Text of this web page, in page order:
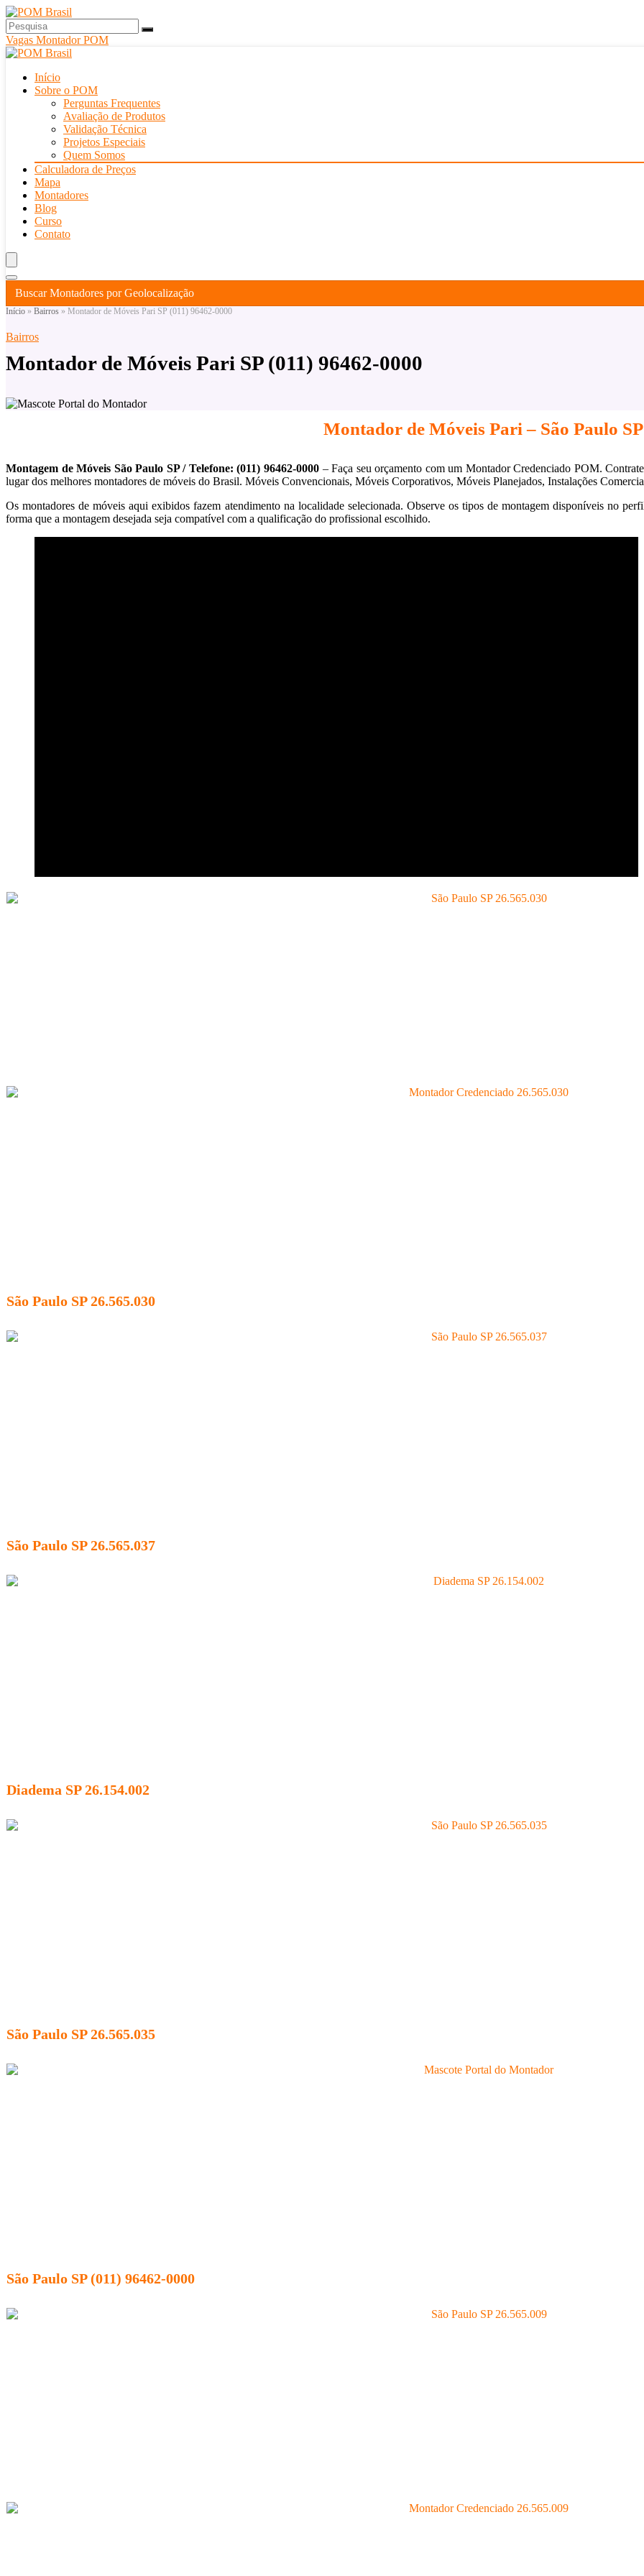
Vagas Montador POM
Início
Sobre o POM
Perguntas Frequentes
Avaliação de Produtos
Validação Técnica
Projetos Especiais
Quem Somos
Calculadora de Preços
Mapa
Montadores
Blog
Curso
Contato
Buscar Montadores por Geolocalização
Início » Bairros » Montador de Móveis Pari SP (011) 96462-0000
Bairros
Montador de Móveis Pari SP (011) 96462-0000
Montador de Móveis Pari – São Paulo SP
Montagem de Móveis São Paulo SP / Telefone: (011) 96462-0000– Faça seu orçamento com um Montador Credenciado POM.
lugar dos melhores montadores de móveis do Brasil. Móveis Convencionais, Móveis Corporativos, Móveis Planejados, Instalações
Os montadores de móveis aqui exibidos fazem atendimento na localidade selecionada. Observe os tipos de montagem disponíveis no
forma que a montagem desejada seja compatível com a qualificação do profissional escolhido.
São Paulo SP 26.565.030
São Paulo SP 26.565.037
Diadema SP 26.154.002
São Paulo SP 26.565.035
São Paulo SP (011) 96462-0000